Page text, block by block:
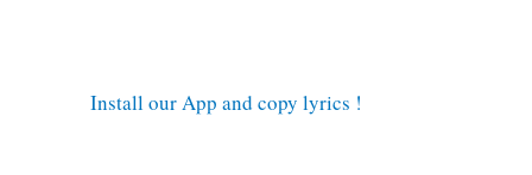
Install our App and copy lyrics !